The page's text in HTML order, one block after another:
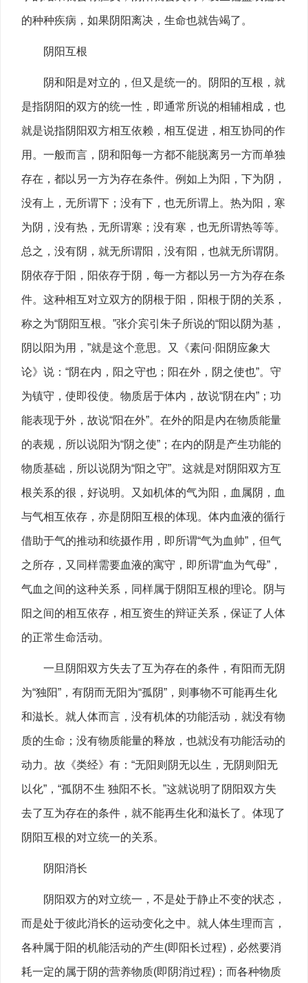
的种种疾病，如果阴阳离决，生命也就告竭了。
阴阳互根
阴和阳是对立的，但又是统一的。阴阳的互根，就
是指阴阳的双方的统一性，即通常所说的相辅相成，也
就是说指阴阳双方相互依赖，相互促进，相互协同的作
用。一般而言，阴和阳每一方都不能脱离另一方而单独
存在，都以另一方为存在条件。例如上为阳，下为阴，
没有上，无所谓下；没有下，也无所谓上。热为阳，寒
为阴，没有热，无所谓寒；没有寒，也无所谓热等等。
总之，没有阴，就无所谓阳，没有阳，也就无所谓阴。
阴依存于阳，阳依存于阴，每一方都以另一方为存在条
件。这种相互对立双方的阴根于阳，阳根于阴的关系，
称之为“阴阳互根。”张介宾引朱子所说的“阳以阴为基，
阴以阳为用，”就是这个意思。又《素问·阳阴应象大
论》说：“阴在内，阳之守也；阳在外，阴之使也”。守
为镇守，使即役使。物质居于体内，故说“阴在内”；功
能表现于外，故说“阳在外”。在外的阳是内在物质能量
的表规，所以说阳为“阴之使”；在内的阴是产生功能的
物质基础，所以说阴为“阳之守”。这就是对阴阳双方互
根关系的很，好说明。又如机体的气为阳，血属阴，血
与气相互依存，亦是阴阳互根的体现。体内血液的循行
借助于气的推动和统摄作用，即所谓“气为血帅”，但气
之所存，又同样需要血液的寓守，即所谓“血为气母”，
气血之间的这种关系，同样属于阴阳互根的理论。阴与
阳之间的相互依存，相互资生的辩证关系，保证了人体
的正常生命活动。
一旦阴阳双方失去了互为存在的条件，有阳而无阴
为“独阳”，有阴而无阳为“孤阴”，则事物不可能再生化
和滋长。就人体而言，没有机体的功能活动，就没有物
质的生命；没有物质能量的释放，也就没有功能活动的
动力。故《类经》有：“无阳则阴无以生，无阴则阳无
以化”，“孤阴不生 独阳不长。”这就说明了阴阳双方失
去了互为存在的条件，就不能再生化和滋长了。体现了
阴阳互根的对立统一的关系。
阴阳消长
阴阳双方的对立统一，不是处于静止不变的状态，
而是处于彼此消长的运动变化之中。就人体生理而言，
各种属于阳的机能活动的产生(即阳长过程)，必然要消
耗一定的属于阴的营养物质(即阴消过程)；而各种物质